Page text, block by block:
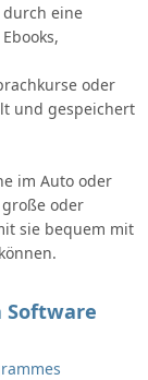
eine
oder
und gespeichert
im Auto oder
oder
sie bequem mit
Software